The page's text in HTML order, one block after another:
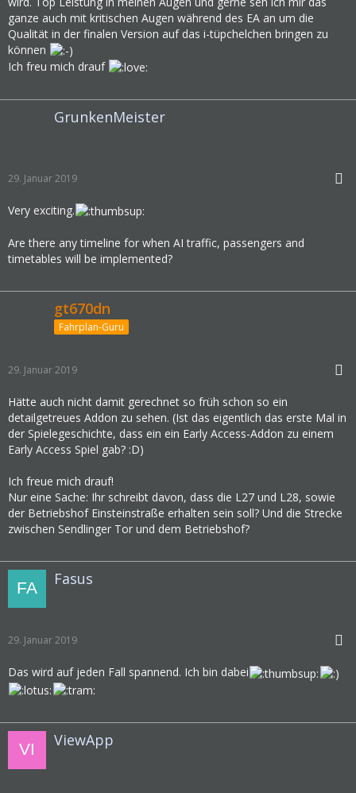
ganze auch mit kritischen Augen während des EA an um die
Qualität in der finalen Version auf das i-tüpchelchen bringen zu
können
Ich freu mich drauf
GrunkenMeister
29. Januar 2019
Very exciting.
Are there any timeline for when AI traffic, passengers and
timetables will be implemented?
gt670dn
Fahrplan-Guru
29. Januar 2019
Hätte auch nicht damit gerechnet so früh schon so ein
detailgetreues Addon zu sehen. (Ist das eigentlich das erste Mal in
der Spielegeschichte, dass ein ein Early Access-Addon zu einem
Early Access Spiel gab? :D)
Ich freue mich drauf!
Nur eine Sache: Ihr schreibt davon, dass die L27 und L28, sowie
der Betriebshof Einsteinstraße erhalten sein soll? Und die Strecke
zwischen Sendlinger Tor und dem Betriebshof?
Fasus
29. Januar 2019
Das wird auf jeden Fall spannend. Ich bin dabei
ViewApp